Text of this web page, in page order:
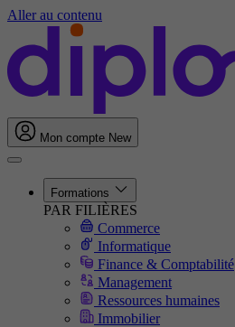
Aller au contenu
Mon compte New
Formations
PAR FILIÈRES
Commerce
Informatique
Finance & Comptabilité
Management
Ressources humaines
Immobilier